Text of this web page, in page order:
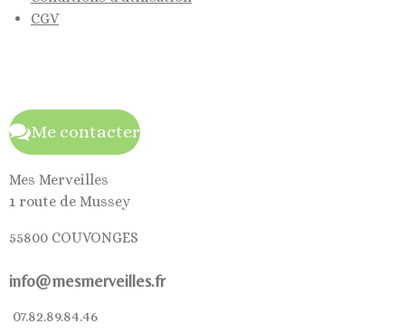
CGV
Me contacter
Mes Merveilles
1 route de Mussey
55800 COUVONGES
info@mesmerveilles.fr
07.82.89.84.46